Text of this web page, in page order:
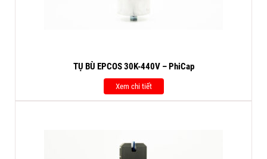
TỤ BÙ EPCOS 30K-440V – PhiCap
Xem chi tiết